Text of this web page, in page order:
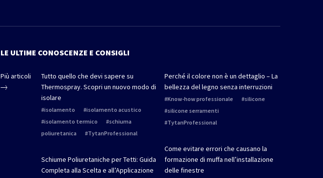
LE ULTIME CONOSCENZE E CONSIGLI
Più articoli
Tutto quello che devi sapere su
Thermospray. Scopri un nuovo modo di
isolare
isolamento
isolamento acustico
isolamento termico
schiuma
poliuretanica
TytanProfessional
Schiume Poliuretaniche per Tetti: Guida
Completa alla Scelta e all’Applicazione
Perché il colore non è un dettaglio – La
bellezza del legno senza interruzioni
Know-how professionale
silicone
silicone serramenti
TytanProfessional
Come evitare errori che causano la
formazione di muffa nell’installazione
delle finestre